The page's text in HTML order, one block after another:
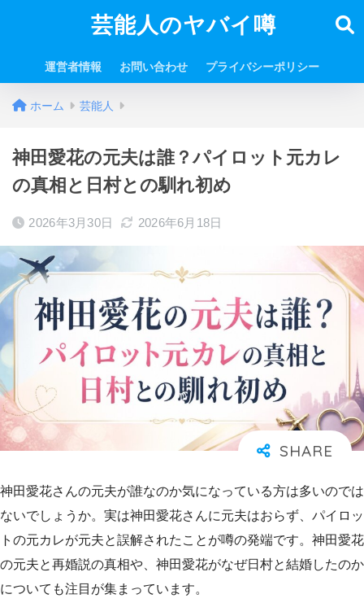
芸能人のヤバイ噂
運営者情報 お問い合わせ プライバシーポリシー
ホーム 芸能人
神田愛花の元夫は誰？パイロット元カレ
の真相と日村との馴れ初め
2026年3月30日 2026年6月18日
神田愛花さんの元夫が誰なのか気になっている方は多いのでは
ないでしょうか。実は神田愛花さんに元夫はおらず、パイロッ
トの元カレが元夫と誤解されたことが噂の発端です。神田愛花
の元夫と再婚説の真相や、神田愛花がなぜ日村と結婚したのか
についても注目が集まっています。